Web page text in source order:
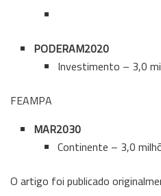
PODERAM2020
Investimento – 3,0
FEAMPA
MAR2030
Continente – 3,0
O artigo foi publicado